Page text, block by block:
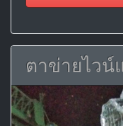
ตาข่ายไวน์